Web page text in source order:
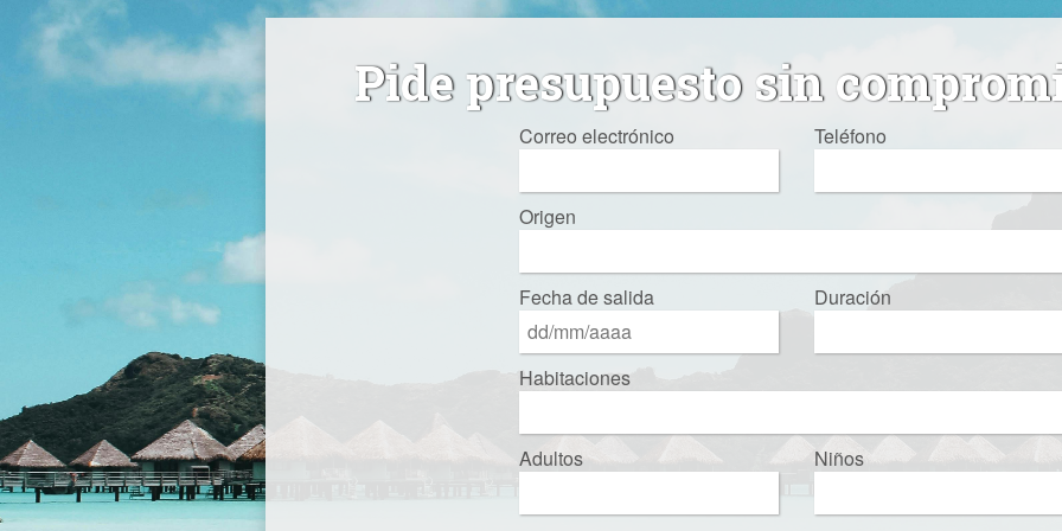
Pide presupuesto sin
Correo electrónico Teléfono
Origen
Fecha de salida Duración
Habitaciones
Adultos Niños